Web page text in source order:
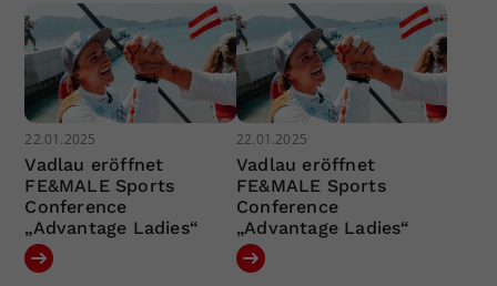
22.01.2025
Vadlau eröffnet
FE&MALE Sports
Conference
„Advantage Ladies“
22.01.2025
Vadlau eröffnet
FE&MALE Sports
Conference
„Advantage Ladies“